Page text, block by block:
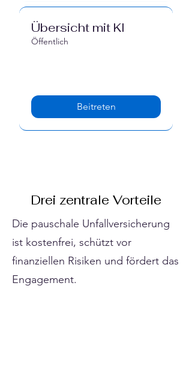
Übersicht mit KI
Öffentlich
Beitreten
Drei zentrale Vorteile
Die pauschale Unfallversicherung
ist kostenfrei, schützt vor
finanziellen Risiken und fördert das
Engagement.